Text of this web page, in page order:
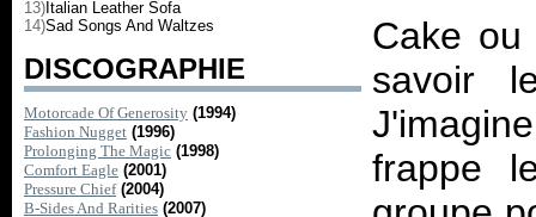
13) Italian Leather Sofa
14)Sad Songs And Waltzes
DISCOGRAPHIE
Motorcade Of Generosity (1994)
Fashion Nugget (1996)
Prolonging The Magic (1998)
Comfort Eagle (2001)
Pressure Chief (2004)
B-Sides And Rarities (2007)
Cake
savoir
frappe